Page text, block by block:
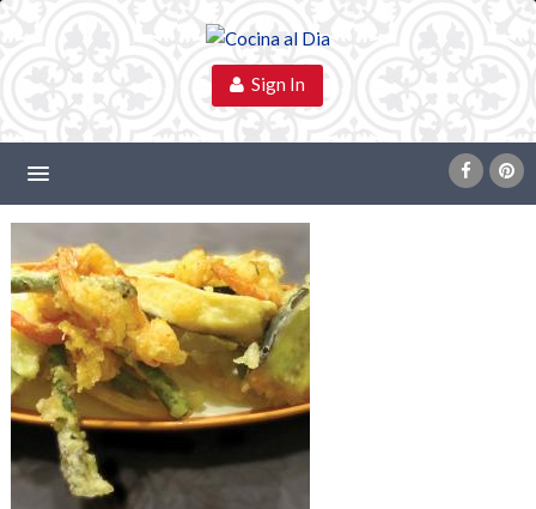
Sign In